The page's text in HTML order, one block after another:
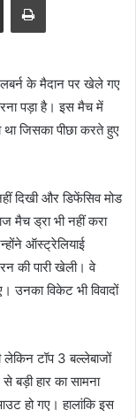
के मैदान पर खेले गए
पड़ा है। इस मैच में
था जिसका पीछा करते हुए
दिखी और डिफेंसिव मोड
मैच ड्रा भी नहीं करा
ऑस्ट्रेलियाई
की पारी खेली। वे
विकेट भी विवादों
टॉप 3 बल्लेबाजों
बड़ी हार का सामना
हो गए। हालांकि इस